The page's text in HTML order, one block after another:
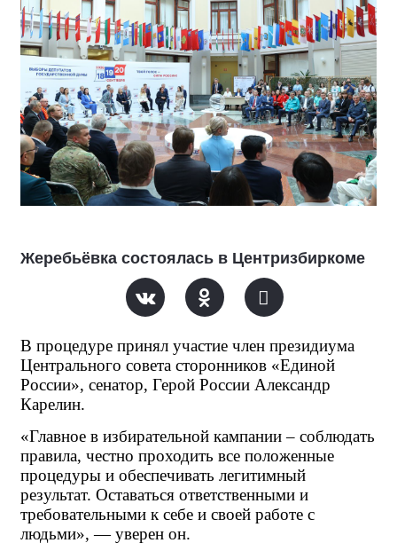
Жеребьёвка состоялась в Центризбиркоме
В процедуре принял участие член президиума
Центрального совета сторонников «Единой
России», сенатор, Герой России Александр
Карелин.
«Главное в избирательной кампании – соблюдать
правила, честно проходить все положенные
процедуры и обеспечивать легитимный
результат. Оставаться ответственными и
требовательными к себе и своей работе с
людьми», — уверен он.